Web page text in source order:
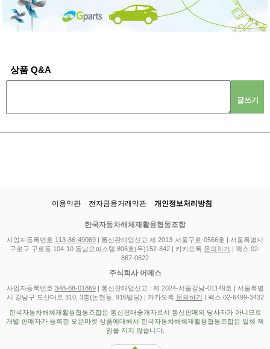
상품 Q&A
글쓰기
이용약관 전자금융거래약관 개인정보처리방침
한국자동차해체재활용협동조합
사업자등록번호 113-86-49069 | 통신판매업신고 제 2013-서울구로-0566호 | 서울특별시
구로구 구로동 104-10 동남오피스텔 806호(우)152-842 | 카카오톡 문의하기 | 팩스 02-
867-0622
주식회사 어메스
사업자등록번호 348-88-01869| 통신판매업신고 : 제 2024-서울강남-01149호 | 서울특별
시 강남구 도산대로 310, 3층(논현동, 916빌딩) | 카카오톡 문의하기 | 팩스 02-6499-3432
한국자동차해체재활용협동조합은 통신판매중개자로서 통신판매의 당사자가 아니므로
개별 판매자가 등록한 오픈마켓 상품에대해서 한국자동차해체재활용협동조합은 일체 책
임을 지지 않습니다.